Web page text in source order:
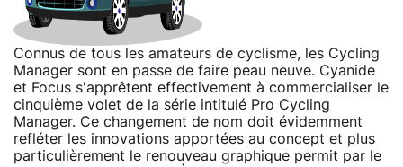
Connus de tous les amateurs de cyclisme, les Cycling
Manager sont en passe de faire peau neuve. Cyanide
et Focus s'apprêtent effectivement à commercialiser le
cinquième volet de la série intitulé Pro Cycling
Manager. Ce changement de nom doit évidemment
refléter les innovations apportées au concept et plus
particulièrement le renouveau graphique permit par le